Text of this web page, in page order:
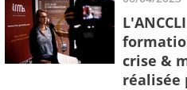
crise &
réalisée